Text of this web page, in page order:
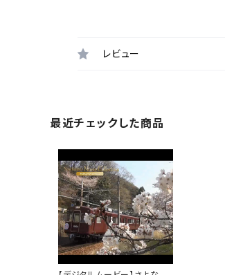
レビュー
最近チェックした商品